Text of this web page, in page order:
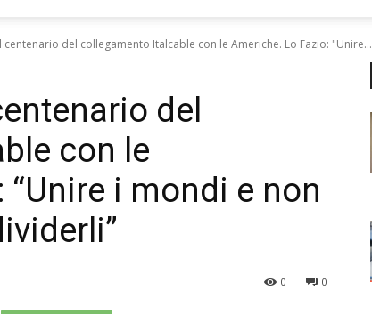
del collegamento Italcable con le Americhe. Lo Fazio: "Unire...
del
con le
i mondi e non
0
0